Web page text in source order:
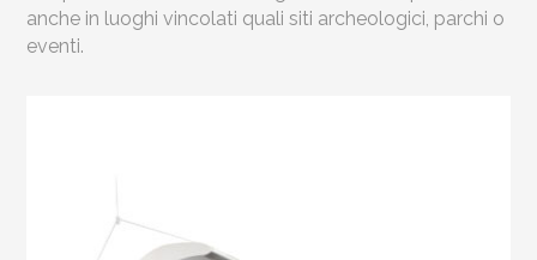
anche in luoghi vincolati quali siti archeologici, parchi o
eventi.